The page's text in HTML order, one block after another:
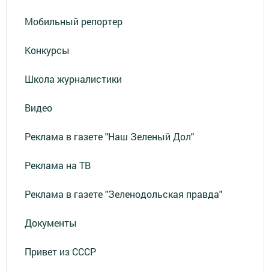
Мобильный репортер
Конкурсы
Школа журналистики
Видео
Реклама в газете "Наш Зеленый Дол"
Реклама на ТВ
Реклама в газете "Зеленодольская правда"
Документы
Привет из СССР